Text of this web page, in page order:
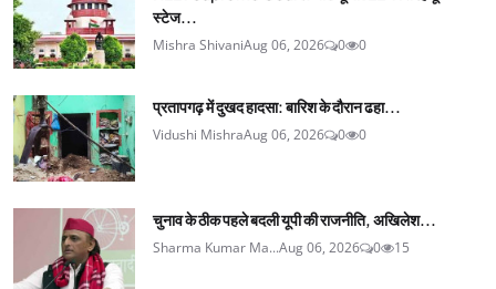
स्टेज...
Mishra ShivaniAug 06, 2026 0 0
प्रतापगढ़ में दुखद हादसा: बारिश के दौरान ढहा...
Vidushi MishraAug 06, 2026 0 0
चुनाव के ठीक पहले बदली यूपी की राजनीति, अखिलेश...
Sharma Kumar Ma...Aug 06, 2026 0 15